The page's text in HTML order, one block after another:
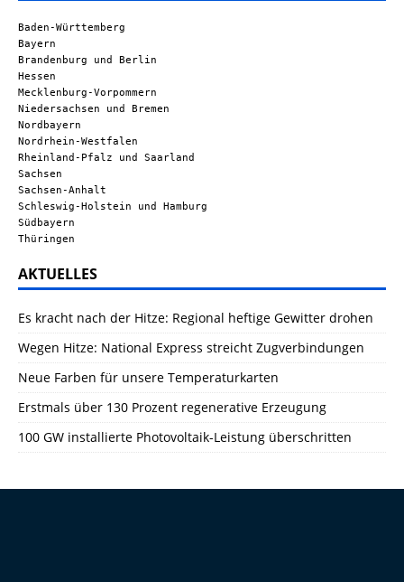
Baden-Württemberg
Bayern
Brandenburg und Berlin
Hessen
Mecklenburg-Vorpommern
Niedersachsen und Bremen
Nordbayern
Nordrhein-Westfalen
Rheinland-Pfalz und Saarland
Sachsen
Sachsen-Anhalt
Schleswig-Holstein und Hamburg
Südbayern
Thüringen
AKTUELLES
Es kracht nach der Hitze: Regional heftige Gewitter drohen
Wegen Hitze: National Express streicht Zugverbindungen
Neue Farben für unsere Temperaturkarten
Erstmals über 130 Prozent regenerative Erzeugung
100 GW installierte Photovoltaik-Leistung überschritten